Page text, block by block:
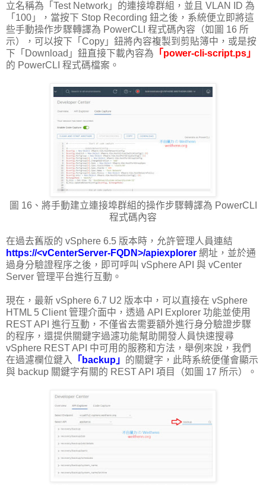
立名稱為「Test Network」的連接埠群組，並且 VLAN ID 為
「100」，當按下 Stop Recording 鈕之後，系統便立即將這
些手動操作步驟轉譯為 PowerCLI 程式碼內容（如圖 16 所
示），可以按下「Copy」鈕將內容複製到剪貼簿中，或是按
下「Download」鈕直接下載內容為 「power-cli-script.ps」
的 PowerCLI 程式碼檔案。
圖 16、將手動建立連接埠群組的操作步驟轉譯為 PowerCLI
程式碼內容
在過去舊版的 vSphere 6.5 版本時，允許管理人員連結
https://<vCenterServer-FQDN>/apiexplorer 網址，並於通
過身分驗證程序之後，即可呼叫 vSphere API 與 vCenter
Server 管理平台進行互動。
現在，最新 vSphere 6.7 U2 版本中，可以直接在 vSphere
HTML 5 Client 管理介面中，透過 API Explorer 功能並使用
REST API 進行互動，不僅省去需要額外進行身分驗證步驟
的程序，還提供關鍵字過濾功能幫助開發人員快速搜尋
vSphere REST API 中可用的服務和方法，舉例來說，我們
在過濾欄位鍵入
「backup」 的關鍵字，此時系統便僅會顯示
與 backup 關鍵字有關的 REST API 項目（如圖 17 所示）。